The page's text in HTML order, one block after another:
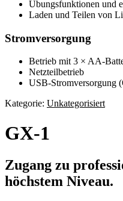
Übungsfunktionen und
Laden und Teilen von
Stromversorgung
Betrieb mit 3 × AA-
Netzteilbetrieb
USB-Stromversorgung
Kategorie: Unkategorisiert
GX-1
Zugang zu
höchstem Niveau.